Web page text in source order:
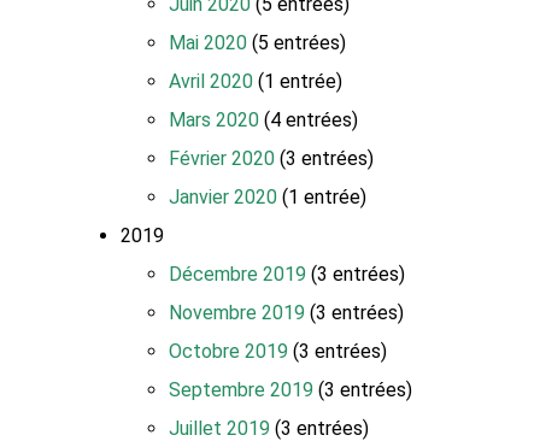
Mai 2020 (5 entrées)
Avril 2020 (1 entrée)
Mars 2020 (4 entrées)
Février 2020 (3 entrées)
Janvier 2020 (1 entrée)
2019
Décembre 2019 (3 entrées)
Novembre 2019 (3 entrées)
Octobre 2019 (3 entrées)
Septembre 2019 (3 entrées)
Juillet 2019 (3 entrées)